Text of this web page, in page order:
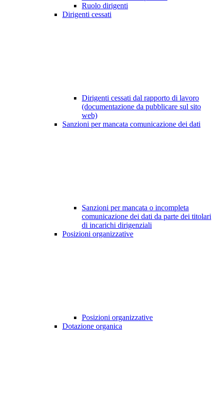
Ruolo dirigenti
Dirigenti cessati
Dirigenti cessati dal rapporto di lavoro
(documentazione da pubblicare sul sito
web)
Sanzioni per mancata comunicazione dei dati
Sanzioni per mancata o incompleta
comunicazione dei dati da parte dei titolari
di incarichi dirigenziali
Posizioni organizzative
Posizioni organizzative
Dotazione organica